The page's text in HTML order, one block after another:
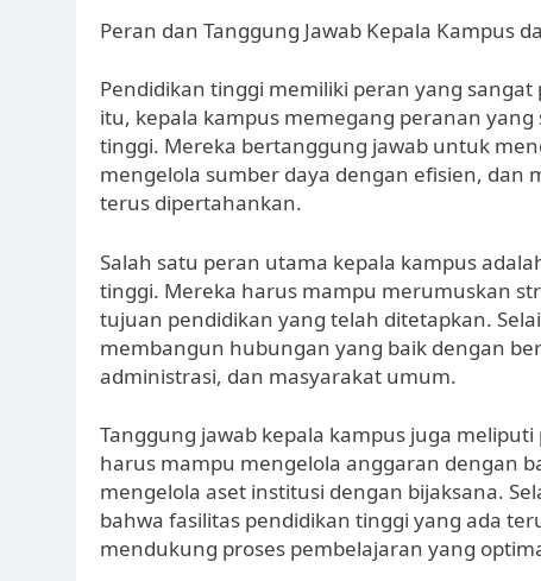
Peran dan Tanggung Jawab Kepala Kampus
Pendidikan tinggi memiliki peran yang
itu, kepala kampus memegang peranan
tinggi. Mereka bertanggung jawab untuk
mengelola sumber daya dengan efisien, dan
terus dipertahankan.
Salah satu peran utama kepala kampus
tinggi. Mereka harus mampu merumuskan
tujuan pendidikan yang telah ditetapkan.
membangun hubungan yang baik dengan
administrasi, dan masyarakat umum.
Tanggung jawab kepala kampus juga
harus mampu mengelola anggaran dengan
mengelola aset institusi dengan bijaksana.
bahwa fasilitas pendidikan tinggi yang ada
mendukung proses pembelajaran yang